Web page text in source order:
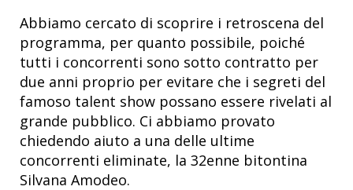
Abbiamo cercato di scoprire i retroscena del
programma, per quanto possibile, poiché
tutti i concorrenti sono sotto contratto per
due anni proprio per evitare che i segreti del
famoso talent show possano essere rivelati al
grande pubblico. Ci abbiamo provato
chiedendo aiuto a una delle ultime
concorrenti eliminate, la 32enne bitontina
Silvana Amodeo.